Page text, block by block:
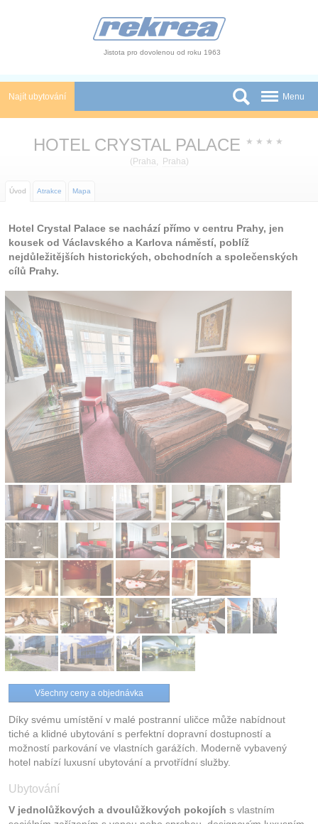
Jistota pro dovolenou od roku 1963
Najít ubytování
Autobusové zájezdy
Novinky
Atrakce
O nás
Kontakt
Menu
HOTEL CRYSTAL PALACE ★ ★ ★ ★
( Praha, Praha)
Úvod Atrakce Mapa
Hotel Crystal Palace se nachází přímo v centru Prahy, jen
kousek od Václavského a Karlova náměstí, poblíž
nejdůležitějších historických, obchodních a společenských
cílů Prahy.
Všechny ceny a objednávka
Díky svému umístění v malé postranní uličce může nabídnout
tiché a klidné ubytování s perfektní dopravní dostupností a
možností parkování ve vlastních garážích. Moderně vybavený
hotel nabízí luxusní ubytování a prvotřídní služby.
Ubytování
V jednolůžkových a dvoulůžkových pokojích s vlastním